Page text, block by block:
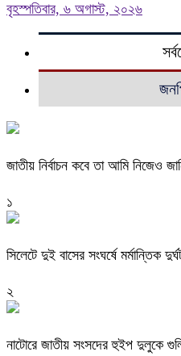
বৃহস্পতিবার, ৬ অগাস্ট, ২০২৬
জাতীয় নির্বাচন কবে তা আমি নিজেও
১
সিলেটে দুই বাসের সংঘর্ষে
২
নাটোরে জাতীয় সংসদের হুইপ দুলুকে